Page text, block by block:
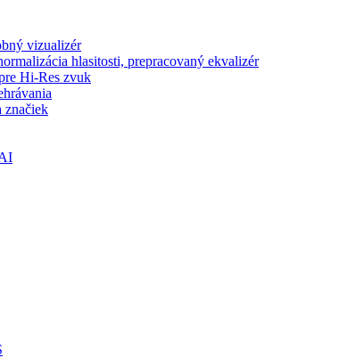
vizualizér
hlasitosti, prepracovaný ekvalizér
Hi-Res zvuk
značiek